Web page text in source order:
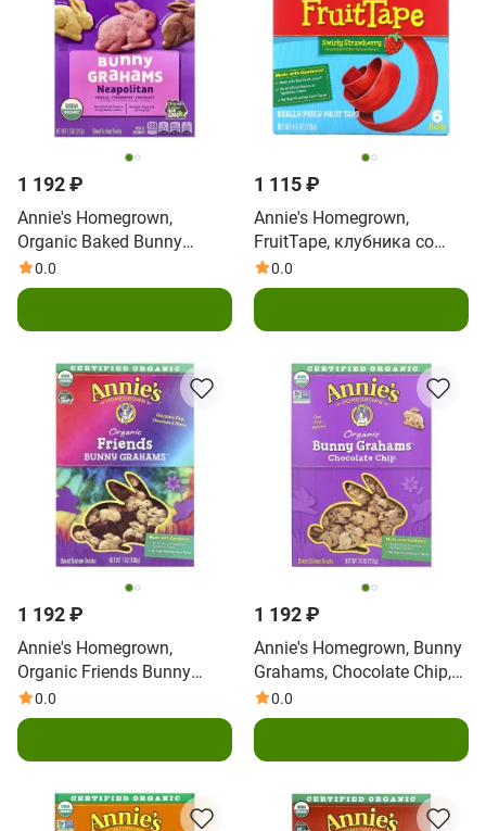
1 192 ₽
Annie's Homegrown,
Organic Baked Bunny
Graham Snacks, Neapolitan
, 7.5 oz (213 g)
0.0
1 115 ₽
Annie's Homegrown,
FruitTape, клубника со
вкусом клубники, 6
булочек, 128 г (4,5 унции)
0.0
1 192 ₽
Annie's Homegrown,
Organic Friends Bunny
Grahams ™, шоколадная
крошка, шоколад и мед,
0.0
1 192 ₽
Annie's Homegrown, Bunny
Grahams, Chocolate Chip,
7.5 oz (213 g)
0.0